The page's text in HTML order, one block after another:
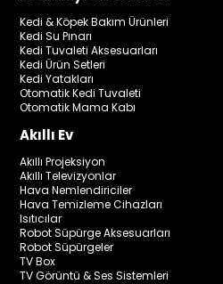
Kedi & Köpek Bakım Ürünleri
Kedi Su Pınarı
Kedi Tuvaleti Aksesuarları
Kedi Ürün Setleri
Kedi Yatakları
Otomatik Kedi Tuvaleti
Otomatik Mama Kabı
Akıllı Ev
Akıllı Projeksiyon
Akıllı Televizyonlar
Hava Nemlendiriciler
Hava Temizleme Cihazları
Isıtıcılar
Robot Süpürge Aksesuarları
Robot Süpürgeler
TV Box
TV Görüntü & Ses Sistemleri